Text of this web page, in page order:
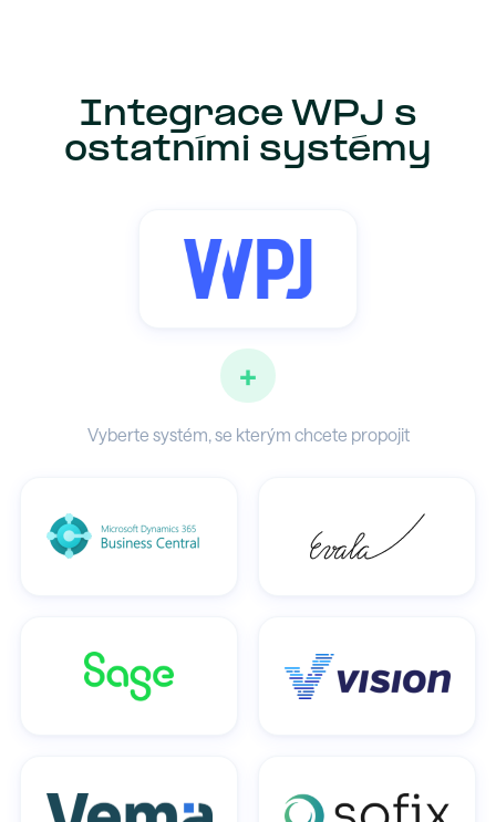
Integrace WPJ s
ostatními systémy
+
Vyberte systém, se kterým chcete propojit